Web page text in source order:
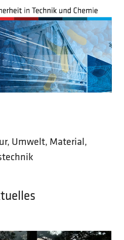
Umwelt, Material,